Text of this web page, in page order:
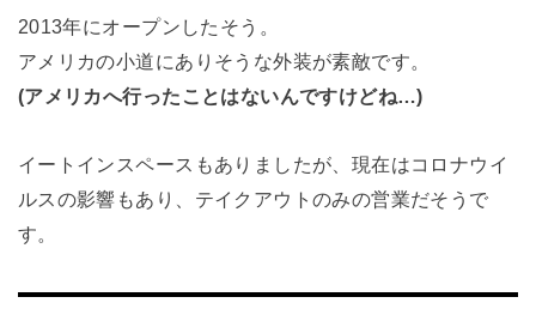
2013年にオープンしたそう。
アメリカの小道にありそうな外装が素敵です。
(アメリカへ行ったことはないんですけどね…)
イートインスペースもありましたが、現在はコロナウイ
ルスの影響もあり、テイクアウトのみの営業だそうで
す。